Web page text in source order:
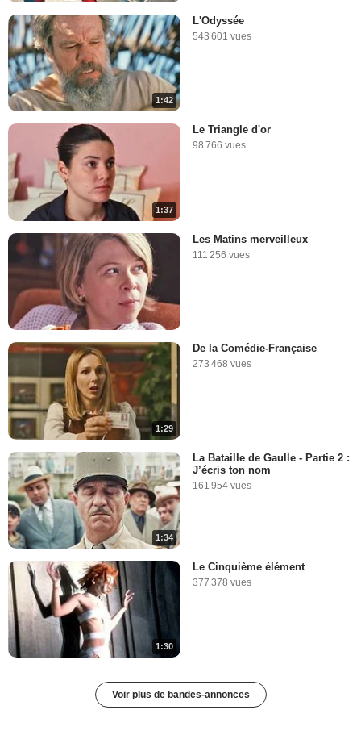
1:42
L'Odyssée
543 601 vues
1:37
Le Triangle d'or
98 766 vues
Les Matins merveilleux
111 256 vues
1:29
De la Comédie-Française
273 468 vues
1:34
La Bataille de Gaulle - Partie 2 :
J’écris ton nom
161 954 vues
1:30
Le Cinquième élément
377 378 vues
Voir plus de bandes-annonces